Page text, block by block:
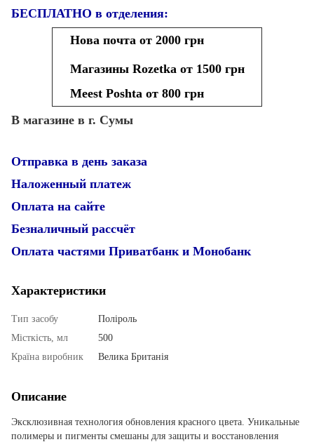
БЕСПЛАТНО в отделения:
Нова почта от 2000 грн
Магазины Rozetka от 1500 грн
Meest Poshta от 800 грн
В магазине в г. Сумы
Отправка в день заказа
Наложенный платеж
Оплата на сайте
Безналичный рассчёт
Оплата частями Приватбанк и Монобанк
Характеристики
Тип засобу
Поліроль
Місткість, мл
500
Країна виробник
Велика Британія
Описание
Эксклюзивная технология обновления красного цвета. Уникальные
полимеры и пигменты смешаны для защиты и восстановления